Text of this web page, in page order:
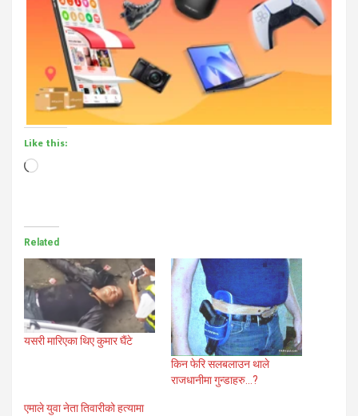
Like this:
Loading…
Related
यसरी मारिएका थिए कुमार घैंटे
किन फेरि सलबलाउन थाले
राजधानीमा गुन्डाहरु…?
एमाले युवा नेता तिवारीको हत्यामा